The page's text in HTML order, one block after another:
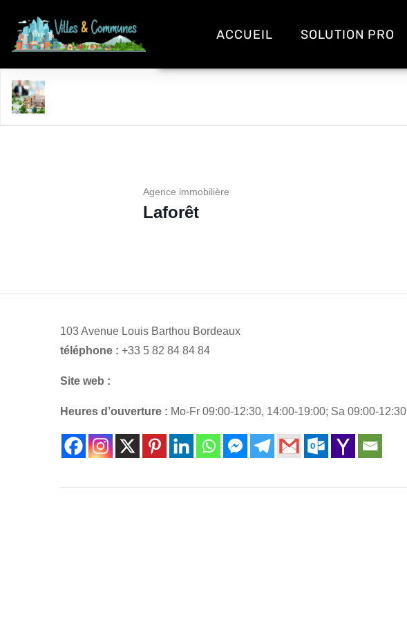
ACCUEIL SOLUTION PRO
Agence immobilière
Laforêt
103 Avenue Louis Barthou Bordeaux
téléphone : +33 5 82 84 84 84
Site web :
Heures d’ouverture : Mo-Fr 09:00-12:30, 14:00-19:00; Sa 09:00-12:30